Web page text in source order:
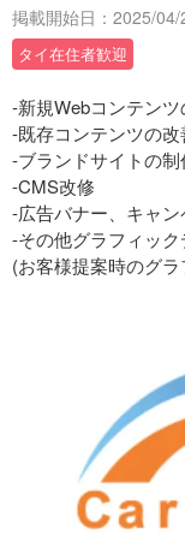
掲載開始日：2025/04/
タイ在住者歓迎
-新規Webコンテン
-既存コンテンツの
-ブランドサイトの
-CMS改修
-広告バナー、キャ
-その他グラフィック
(お客様提案時のグラ